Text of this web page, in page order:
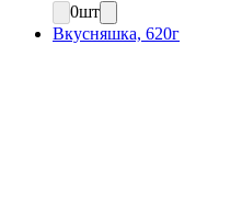
0шт
Вкусняшка, 620г